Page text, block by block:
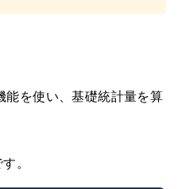
能を使い、基礎統計量を算
。